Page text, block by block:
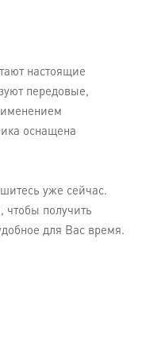
настоящие
передовые,
оснащена
уже сейчас.
чтобы получить
для Вас время.